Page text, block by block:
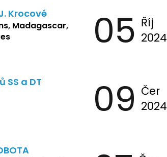
Krocové
Madagascar,
05 Říj
2024
SS a DT 09 Čer
2024